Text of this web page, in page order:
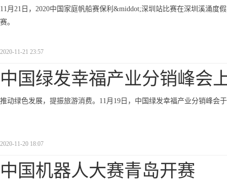
11月21日，2020中国家庭帆船赛保利&middot;深圳站比赛在深圳溪涌
赛。
2020-11-21 23:57
中国绿发幸福产业分销峰会
推动绿色发展，提振旅游消费。11月19日，中国绿发幸福产业分销峰会
2020-11-20 18:07
中国机器人大赛青岛开赛